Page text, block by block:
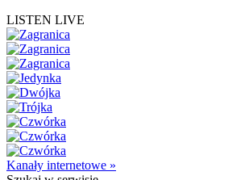
LISTEN LIVE
Kanały internetowe »